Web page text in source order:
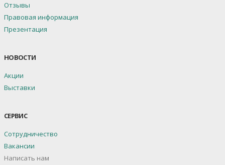
Отзывы
Правовая информация
Презентация
НОВОСТИ
Акции
Выставки
СЕРВИС
Сотрудничество
Вакансии
Написать нам